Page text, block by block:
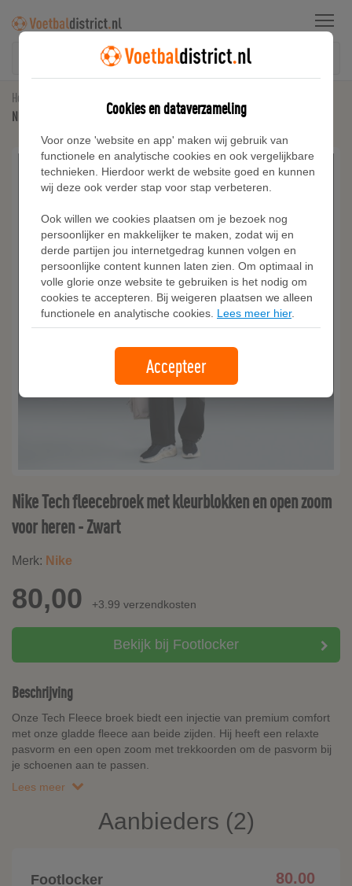
Menu
Home
Nike Tech fleecebroek met kleurblokken en open zoom voor heren - Zwart
Nike Tech fleecebroek met kleurblokken en open zoom
voor heren - Zwart
Merk: Nike
80,00 +3.99 verzendkosten
Bekijk bij Footlocker
Beschrijving
Onze Tech Fleece broek biedt een injectie van premium comfort
met onze gladde fleece aan beide zijden. Hij heeft een relaxte
pasvorm en een open zoom met trekkoorden om de pasvorm bij
je schoenen aan te passen.
Lees meer
Aanbieders (2)
Footlocker 80.00
Cookies en dataverzameling
Voor onze 'website en app' maken wij gebruik van
functionele en analytische cookies en ook vergelijkbare
technieken. Hierdoor werkt de website goed en kunnen
wij deze ook verder stap voor stap verbeteren.
Ook willen we cookies plaatsen om je bezoek nog
persoonlijker en makkelijker te maken, zodat wij en
derde partijen jou internetgedrag kunnen volgen en
persoonlijke content kunnen laten zien. Om optimaal in
volle glorie onze website te gebruiken is het nodig om
cookies te accepteren. Bij weigeren plaatsen we alleen
functionele en analytische cookies. Lees meer hier.
Accepteer